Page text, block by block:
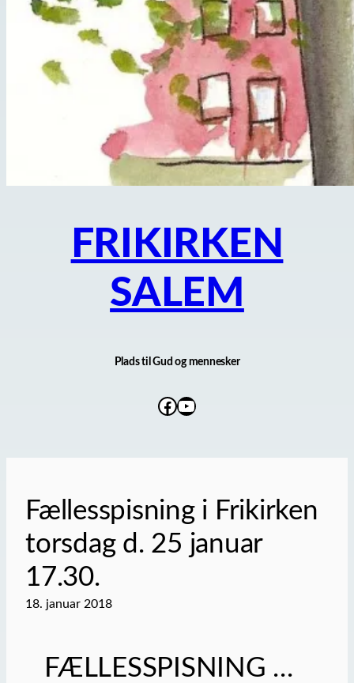
FRIKIRKEN
SALEM
Plads til Gud og mennesker
Facebook
YouTube
Fællesspisning i Frikirken
torsdag d. 25 januar
17.30.
18. januar 2018
FÆLLESSPISNING …